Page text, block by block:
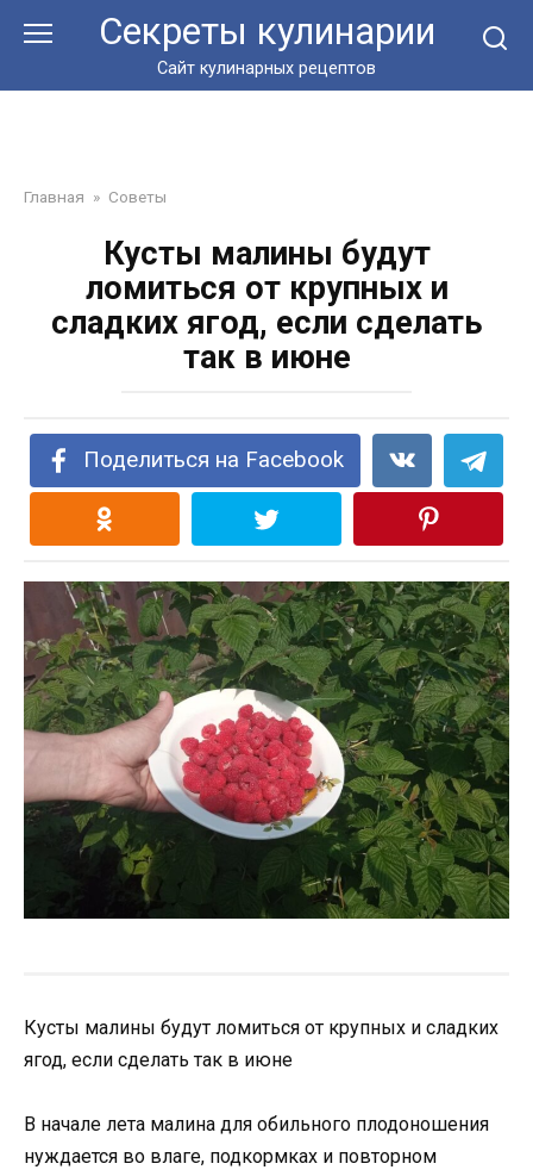
Секреты кулинарии
Сайт кулинарных рецептов
Главная » Советы
Кусты малины будут
ломиться от крупных и
сладких ягод, если сделать
так в июне
Поделиться на Facebook
Кусты малины будут ломиться от крупных и сладких
ягод, если сделать так в июне
В начале лета малина для обильного плодоношения
нуждается во влаге, подкормках и повторном